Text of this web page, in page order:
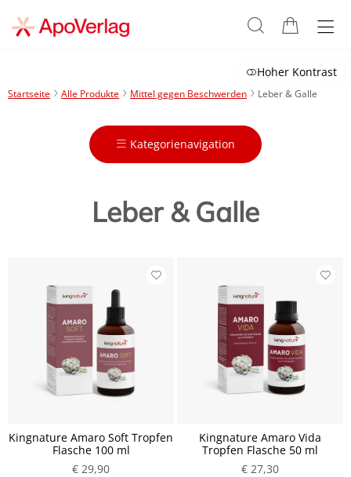
Hoher Kontrast
Startseite Alle Produkte Mittel gegen Beschwerden Leber & Galle
Kategorienavigation
Leber & Galle
Kingnature Amaro Soft Tropfen
Flasche 100 ml
€ 29,90
Kingnature Amaro Vida
Tropfen Flasche 50 ml
€ 27,30